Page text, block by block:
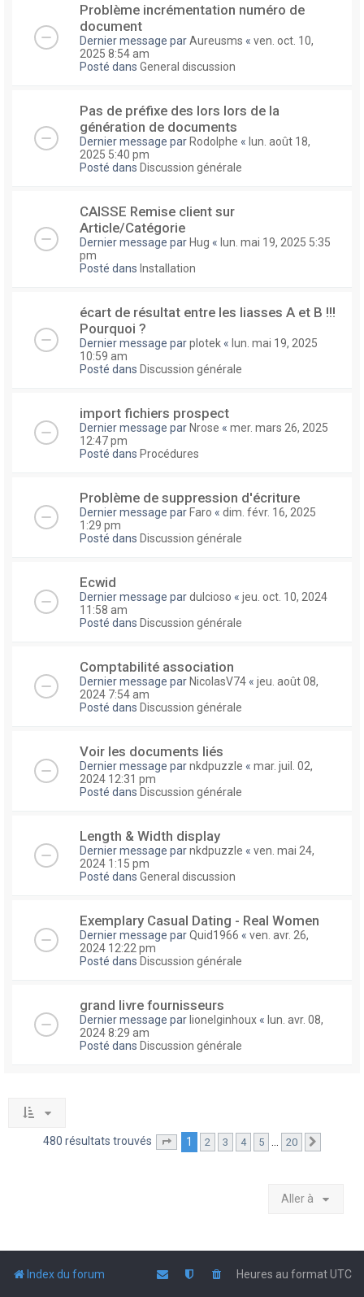
Problème incrémentation numéro de
document
Dernier message parAureusms « ven. oct. 10,
2025 8:54 am
Posté dans General discussion
Pas de préfixe des lors lors de la
génération de documents
Dernier message par Rodolphe « lun. août 18,
2025 5:40 pm
Posté dans Discussion générale
CAISSE Remise client sur
Article/Catégorie
Dernier message par Hug « lun. mai 19, 2025 5:35
pm
Posté dans Installation
écart de résultat entre les liasses A et B !!!
Pourquoi ?
Dernier message parplotek « lun. mai 19, 2025
10:59 am
Posté dans Discussion générale
import fichiers prospect
Dernier message par Nrose « mer. mars 26, 2025
12:47 pm
Posté dans Procédures
Problème de suppression d'écriture
Dernier message par Faro « dim. févr. 16, 2025
1:29 pm
Posté dans Discussion générale
Ecwid
Dernier message pardulcioso « jeu. oct. 10, 2024
11:58 am
Posté dans Discussion générale
Comptabilité association
Dernier message par NicolasV74 « jeu. août 08,
2024 7:54 am
Posté dans Discussion générale
Voir les documents liés
Dernier message parnkdpuzzle « mar. juil. 02,
2024 12:31 pm
Posté dans Discussion générale
Length & Width display
Dernier message parnkdpuzzle « ven. mai 24,
2024 1:15 pm
Posté dans General discussion
Exemplary Сasual Dating - Real Women
Dernier message parQuid1966 « ven. avr. 26,
2024 12:22 pm
Posté dans Discussion générale
grand livre fournisseurs
Dernier message par lionelginhoux « lun. avr. 08,
2024 8:29 am
Posté dans Discussion générale
480 résultats trouvés Page sur20
1 2 3 4 5 … 20
Aller à
Index du forum Heures au formatUTC